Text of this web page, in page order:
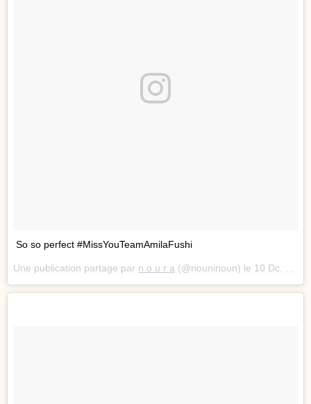
So so perfect #MissYouTeamAmilaFushi
Une publication partage par n o u r a (@nouninoun) le 10 Dc. 2017 1 :18 PST